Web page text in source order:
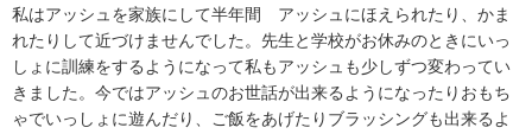
私はアッシュを家族にして半年間 アッシュにほえられたり、かま
れたりして近づけませんでした。先生と学校がお休みのときにいっ
しょに訓練をするようになって私もアッシュも少しずつ変わってい
きました。今ではアッシュのお世話が出来るようになったりおもち
ゃでいっしょに遊んだり、ご飯をあげたりブラッシングも出来るよ